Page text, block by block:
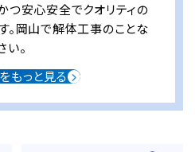
つ安心安全でクオリティの
。岡山で解体工事のことな
。
もっと見る